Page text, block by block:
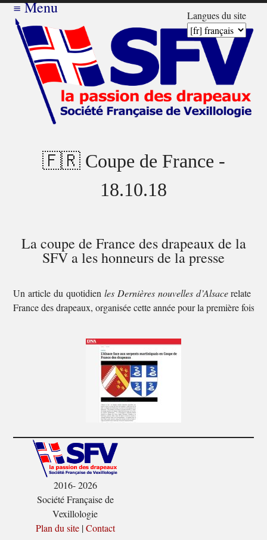
Langues du site
≡Menu
🇫🇷 Coupe de France -
18.10.18
La coupe de France des drapeaux de la
SFV a les honneurs de la presse
Un article du quotidien les Dernières nouvelles d’Alsacerelate
France des drapeaux, organisée cette année pour la première fois
2016- 2026
Société Française de
Vexillologie
Plan du site|Contact